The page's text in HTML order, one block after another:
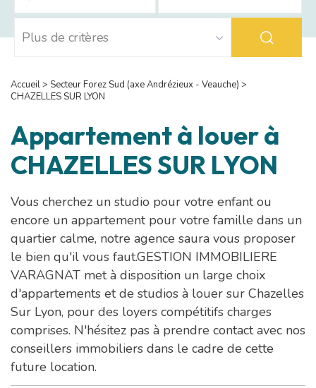
Accueil> Secteur Forez Sud (axe Andrézieux - Veauche) >
CHAZELLES SUR LYON
Appartement à louer à
CHAZELLES SUR LYON
Vous cherchez un studio pour votre enfant ou
encore un appartement pour votre famille dans un
quartier calme, notre agence saura vous proposer
le bien qu'il vous faut.GESTION IMMOBILIERE
VARAGNAT met à disposition un large choix
d'appartements et de studios à louer sur Chazelles
Sur Lyon, pour des loyers compétitifs charges
comprises. N'hésitez pas à prendre contact avec nos
conseillers immobiliers dans le cadre de cette
future location.